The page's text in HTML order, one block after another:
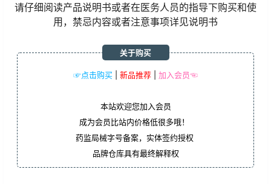
请仔细阅读产品说明书或者在医务人员的指导下购买和使
用，禁忌内容或者注意事项详见说明书
☞点击购买 新品推荐 加入会员☜
关于购买
本站欢迎您加入会员
成为会员比站内价格低很多哦！
药监局械字号备案，实体签约授权
品牌仓库具有最终解释权